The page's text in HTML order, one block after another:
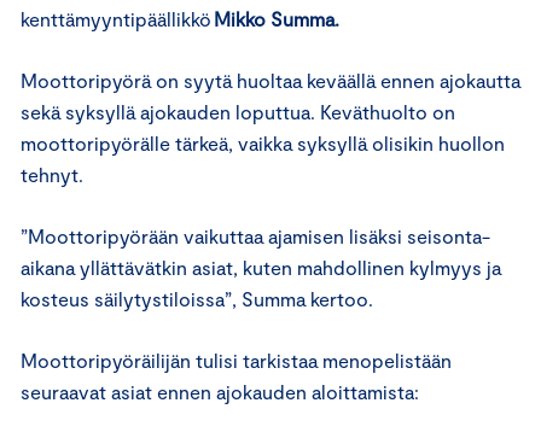
kenttämyyntipäällikkö Mikko Summa.
Moottoripyörä on syytä huoltaa keväällä ennen ajokautta
sekä syksyllä ajokauden loputtua. Keväthuolto on
moottoripyörälle tärkeä, vaikka syksyllä olisikin huollon
tehnyt.
”Moottoripyörään vaikuttaa ajamisen lisäksi seisonta-
aikana yllättävätkin asiat, kuten mahdollinen kylmyys ja
kosteus säilytystiloissa”, Summa kertoo.
Moottoripyöräilijän tulisi tarkistaa menopelistään
seuraavat asiat ennen ajokauden aloittamista: